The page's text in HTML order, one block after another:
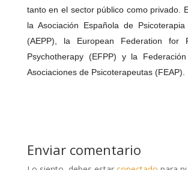
tanto en el sector público como privado.
la Asociación Española de Psicoterapia
(AEPP), la European Federation for
Psychotherapy (EFPP) y la
Asociaciones de Psicoterapeutas (FEAP).
Enviar comentario